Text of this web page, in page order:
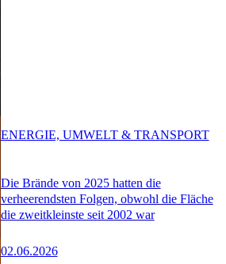
Die Brände von 2025 hatten die
verheerendsten Folgen, obwohl die Fläche
die zweitkleinste seit 2002 war
02.06.2026
ENERGIE, UMWELT & TRANSPORT